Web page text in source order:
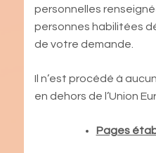
personnelles
personnes habilitées
de votre demande.
Il n’est procédé à
en dehors de l’Union
Pages